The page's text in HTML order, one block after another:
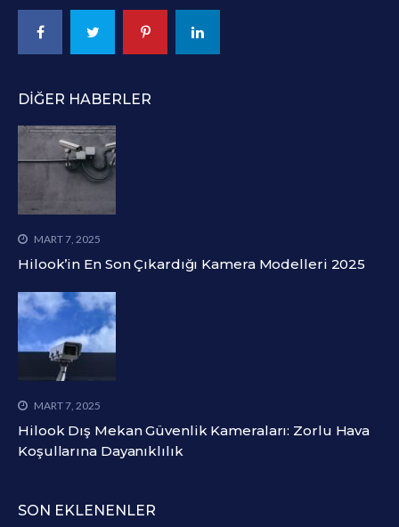
DIĞER HABERLER
MART 7, 2025
Hilook’in En Son Çıkardığı Kamera Modelleri 2025
MART 7, 2025
Hilook Dış Mekan Güvenlik Kameraları: Zorlu Hava
Koşullarına Dayanıklılık
SON EKLENENLER